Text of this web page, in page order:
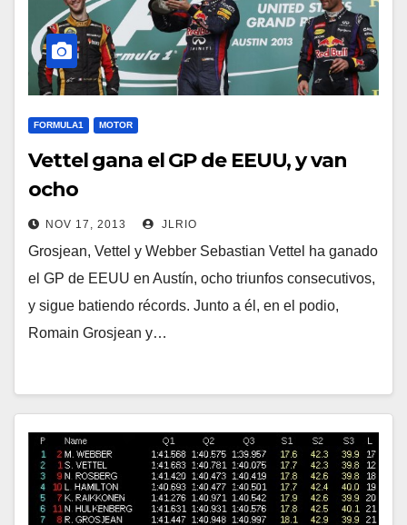
FORMULA1 MOTOR
Vettel gana el GP de EEUU, y van
ocho
NOV 17, 2013 JLRIO
Grosjean, Vettel y Webber Sebastian Vettel ha ganado
el GP de EEUU en Austín, ocho triunfos consecutivos,
y sigue batiendo récords. Junto a él, en el podio,
Romain Grosjean y…